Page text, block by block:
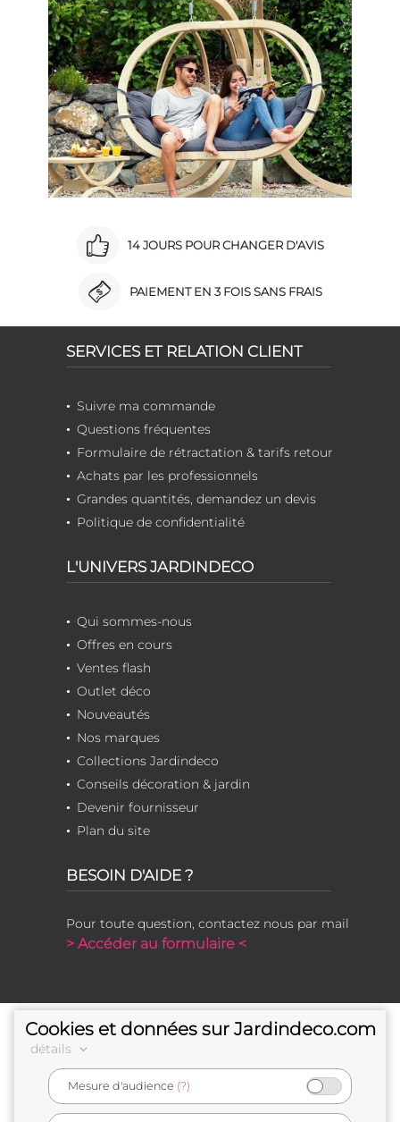
14 JOURS POUR CHANGER D'AVIS
PAIEMENT EN 3 FOIS SANS FRAIS
SERVICES ET RELATION CLIENT
Suivre ma commande
Questions fréquentes
Formulaire de rétractation & tarifs retour
Achats par les professionnels
Grandes quantités, demandez un devis
Politique de confidentialité
L'UNIVERS JARDINDECO
Qui sommes-nous
Offres en cours
Ventes flash
Outlet déco
Nouveautés
Nos marques
Collections Jardindeco
Conseils décoration & jardin
Devenir fournisseur
Plan du site
BESOIN D'AIDE ?
Pour toute question, contactez nous par mail
> Accéder au formulaire <
Cookies et données sur Jardindeco.com
détails
Mesure d'audience (?)